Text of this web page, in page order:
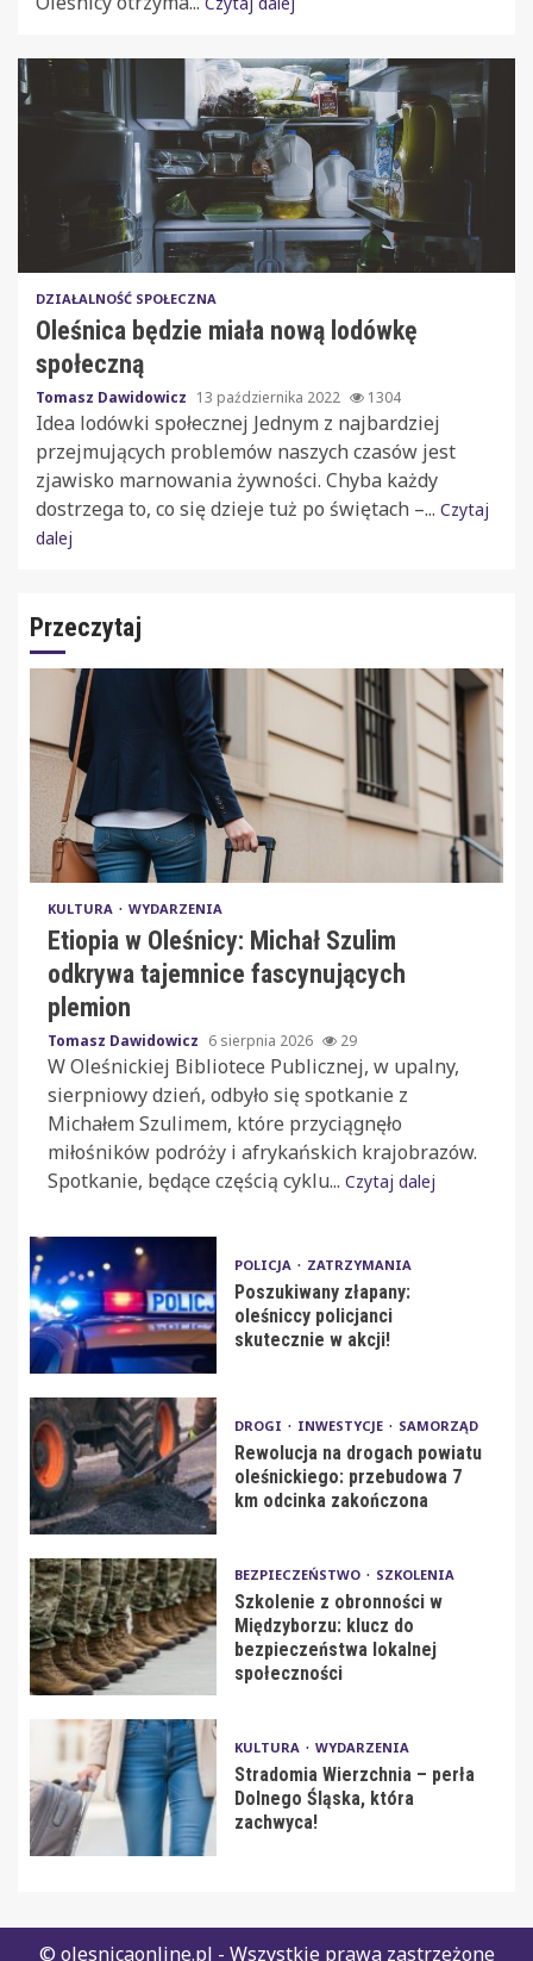
DZIAŁALNOŚĆ SPOŁECZNA
Oleśnica będzie miała nową lodówkę
społeczną
Tomasz Dawidowicz 13 października 2022 1304
Idea lodówki społecznej Jednym z najbardziej
przejmujących problemów naszych czasów jest
zjawisko marnowania żywności. Chyba każdy
dostrzega to, co się dzieje tuż po świętach –... Czytaj
dalej
Przeczytaj
KULTURA WYDARZENIA
Etiopia w Oleśnicy: Michał Szulim
odkrywa tajemnice fascynujących
plemion
Tomasz Dawidowicz 6 sierpnia 2026 29
W Oleśnickiej Bibliotece Publicznej, w upalny,
sierpniowy dzień, odbyło się spotkanie z
Michałem Szulimem, które przyciągnęło
miłośników podróży i afrykańskich krajobrazów.
Spotkanie, będące częścią cyklu... Czytaj dalej
POLICJA ZATRZYMANIA
Poszukiwany złapany:
oleśniccy policjanci
skutecznie w akcji!
DROGI INWESTYCJE SAMORZĄD
Rewolucja na drogach powiatu
oleśnickiego: przebudowa 7
km odcinka zakończona
BEZPIECZEŃSTWO SZKOLENIA
Szkolenie z obronności w
Międzyborzu: klucz do
bezpieczeństwa lokalnej
społeczności
KULTURA WYDARZENIA
Stradomia Wierzchnia – perła
Dolnego Śląska, która
zachwyca!
© olesnicaonline.pl - Wszystkie prawa zastrzeżone